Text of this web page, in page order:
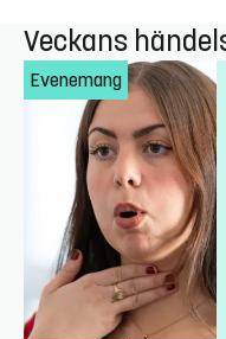
Veckans
Evenemang